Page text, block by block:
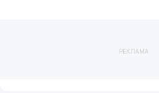
РЕКЛАМА